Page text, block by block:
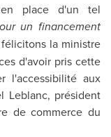
place d'un tel
un financement
la ministre
d'avoir pris cette
l'accessibilité aux
Leblanc, président
de commerce du